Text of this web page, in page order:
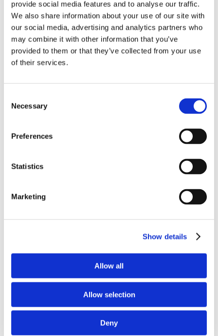
provide social media features and to analyse our traffic.
We also share information about your use of our site with
our social media, advertising and analytics partners who
may combine it with other information that you’ve
provided to them or that they’ve collected from your use
of their services.
Selection
Necessary
Preferences
Statistics
Marketing
Show details
Allow all
Allow selection
Deny
Corte di Cassazione offre l'occasione per tornare
su un tema di grande rilievo teorico e pratico
nell'ambito delle obbligazioni solidali passive: il
rapporto tra l'azione di [...]
CONDIVIDI SUI SOCIAL
21 Luglio 2026